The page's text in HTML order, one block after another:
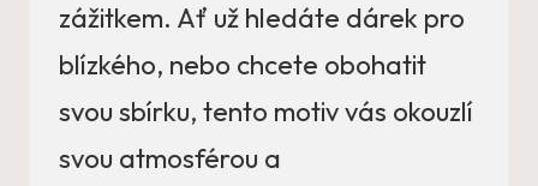
zážitkem. Ať už hledáte dárek pro
blízkého, nebo chcete obohatit
svou sbírku, tento motiv vás okouzlí
svou atmosférou a